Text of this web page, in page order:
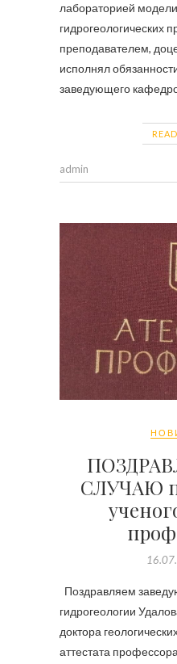
лабораторией
гидрогеологических
преподавателем,
исполнял
заведующего
admin
СЛУЧАЮ
Поздравляем
гидрогеологии
доктора
аттестата